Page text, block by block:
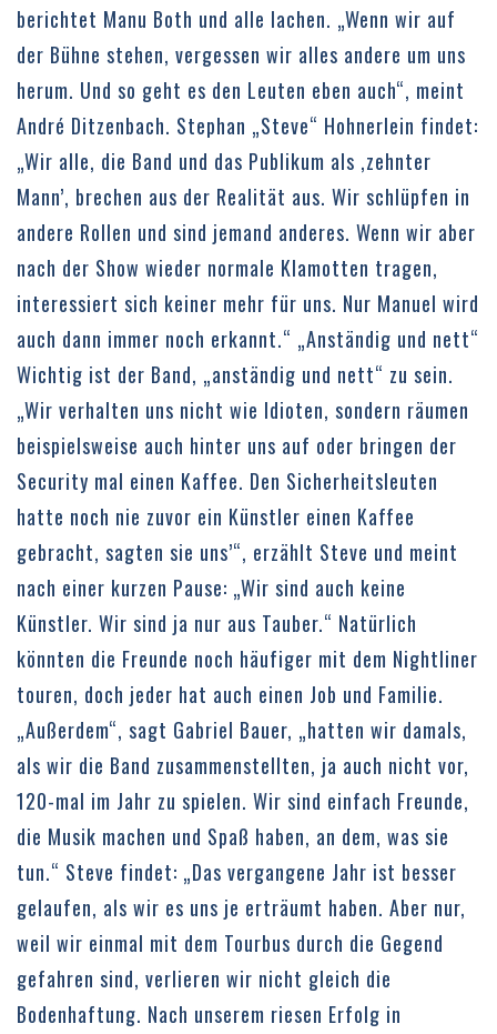
berichtet Manu Both und alle lachen. „Wenn wir auf
der Bühne stehen, vergessen wir alles andere um uns
herum. Und so geht es den Leuten eben auch“, meint
André Ditzenbach. Stephan „Steve“ Hohnerlein findet:
„Wir alle, die Band und das Publikum als ,zehnter
Mann’, brechen aus der Realität aus. Wir schlüpfen in
andere Rollen und sind jemand anderes. Wenn wir aber
nach der Show wieder normale Klamotten tragen,
interessiert sich keiner mehr für uns. Nur Manuel wird
auch dann immer noch erkannt.“ „Anständig und nett“
Wichtig ist der Band, „anständig und nett“ zu sein.
„Wir verhalten uns nicht wie Idioten, sondern räumen
beispielsweise auch hinter uns auf oder bringen der
Security mal einen Kaffee. Den Sicherheitsleuten
hatte noch nie zuvor ein Künstler einen Kaffee
gebracht, sagten sie uns’“, erzählt Steve und meint
nach einer kurzen Pause: „Wir sind auch keine
Künstler. Wir sind ja nur aus Tauber.“ Natürlich
könnten die Freunde noch häufiger mit dem Nightliner
touren, doch jeder hat auch einen Job und Familie.
„Außerdem“, sagt Gabriel Bauer, „hatten wir damals,
als wir die Band zusammenstellten, ja auch nicht vor,
120-mal im Jahr zu spielen. Wir sind einfach Freunde,
die Musik machen und Spaß haben, an dem, was sie
tun.“ Steve findet: „Das vergangene Jahr ist besser
gelaufen, als wir es uns je erträumt haben. Aber nur,
weil wir einmal mit dem Tourbus durch die Gegend
gefahren sind, verlieren wir nicht gleich die
Bodenhaftung. Nach unserem riesen Erfolg in